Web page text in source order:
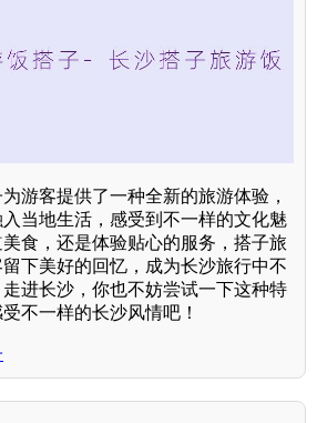
游客提供了一种全新的旅游体验，
当地生活，感受到不一样的文化魅
食，还是体验贴心的服务，搭子旅
下美好的回忆，成为长沙旅行中不
进长沙，你也不妨尝试一下这种特
不一样的长沙风情吧！